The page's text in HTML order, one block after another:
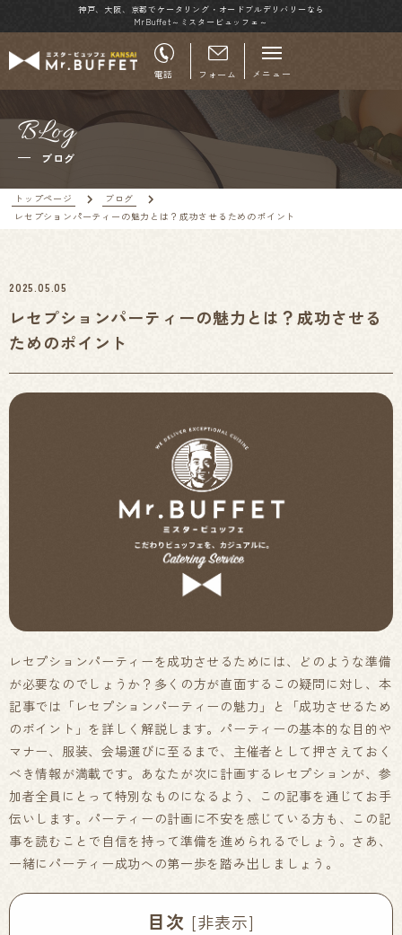
神戸、大阪、京都でケータリング・オードブルデリバリーなら
MrBuffet～ミスタービュッフェ～
電話 フォーム メニュー
BLog
ブログ
トップページ
ブログ
レセプションパーティーの魅力とは？成功させるためのポイント
2025.05.05
レセプションパーティーの魅力とは？成功させる
ためのポイント
レセプションパーティーを成功させるためには、どのような準備
が必要なのでしょうか？多くの方が直面するこの疑問に対し、本
記事では「レセプションパーティーの魅力」と「成功させるため
のポイント」を詳しく解説します。パーティーの基本的な目的や
マナー、服装、会場選びに至るまで、主催者として押さえておく
べき情報が満載です。あなたが次に計画するレセプションが、参
加者全員にとって特別なものになるよう、この記事を通じてお手
伝いします。パーティーの計画に不安を感じている方も、この記
事を読むことで自信を持って準備を進められるでしょう。さあ、
一緒にパーティー成功への第一歩を踏み出しましょう。
目次 [非表示]